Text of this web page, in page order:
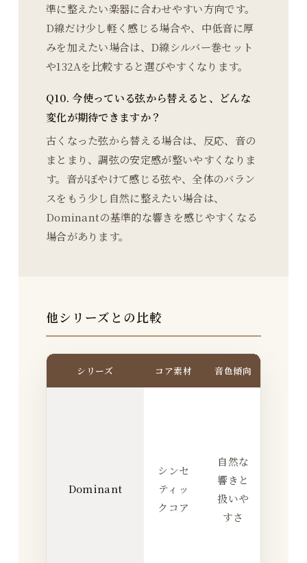
準に整えたい楽器に合わせやすい方向です。
D線だけ少し軽く感じる場合や、中低音に厚
みを加えたい場合は、D線シルバー巻セット
や132Aを比較すると選びやすくなります。
Q10. 今使っている弦から替えると、どんな
変化が期待できますか？
古くなった弦から替える場合は、反応、音の
まとまり、調弦の安定感が整いやすくなりま
す。音がぼやけて感じる弦や、全体のバラン
スをもう少し自然に整えたい場合は、
Dominantの基準的な響きを感じやすくなる
場合があります。
他シリーズとの比較
シリーズ コア素材 音色傾向
Dominant
シンセ
ティッ
クコア
自然な
響きと
扱いや
すさ